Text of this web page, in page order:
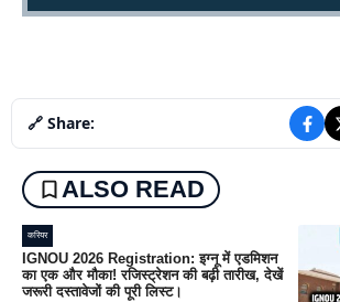
🔗 Share:
ALSO READ
करियर
IGNOU 2026 Registration: इग्नू में एडमिशन
का एक और मौका! रजिस्ट्रेशन की बढ़ी तारीख, देखें
जरूरी दस्तावेजों की पूरी लिस्ट।